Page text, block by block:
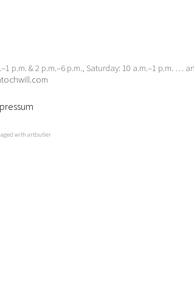
p.m. & 2 p.m.–6 p.m., Saturday: 10 a.m.–1 p.m. …
with artbutler